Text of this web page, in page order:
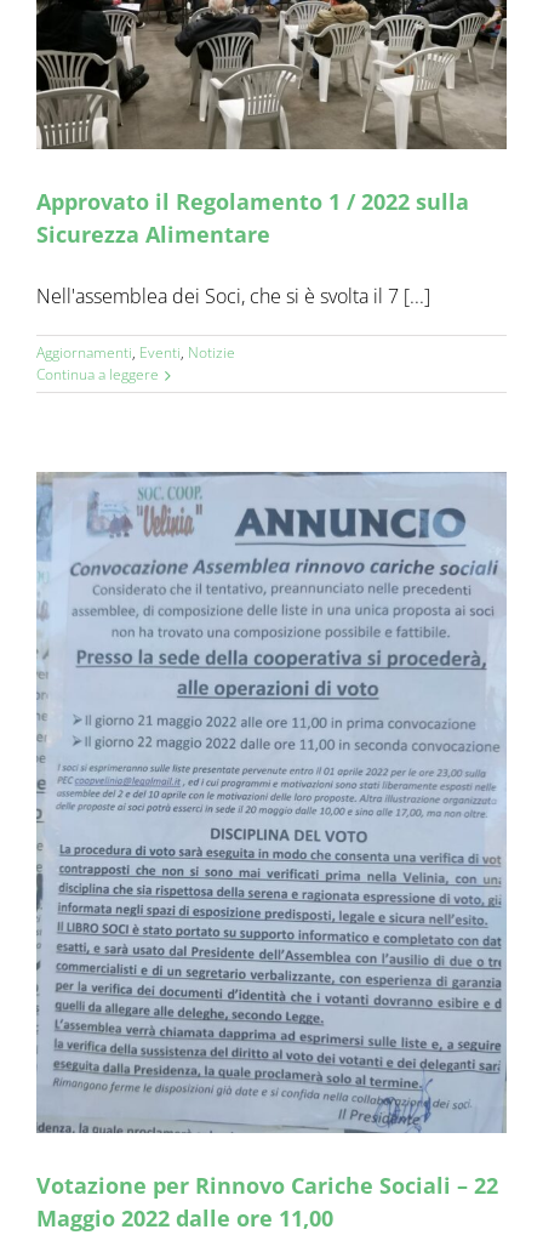
Approvato il Regolamento 1 / 2022 sulla
Sicurezza Alimentare
Nell'assemblea dei Soci, che si è svolta il 7 [...]
Aggiornamenti, Eventi, Notizie
Continua a leggere
Votazione per Rinnovo Cariche Sociali – 22
Maggio 2022 dalle ore 11,00